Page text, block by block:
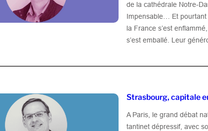
de la cathédrale Notre-
Impensable… Et
la France s’est
s’est emballé. Leur
Strasbourg, capitale
A Paris, le grand débat
tantinet dépressif, avec